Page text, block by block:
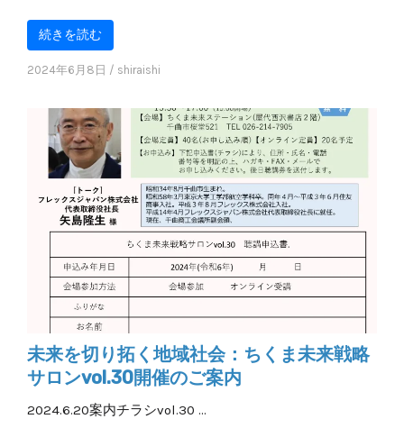
続きを読む
2024年6月8日 / shiraishi
未来を切り拓く地域社会：ちくま未来戦略
サロンvol.30開催のご案内
2024.6.20案内チラシvol.30 …